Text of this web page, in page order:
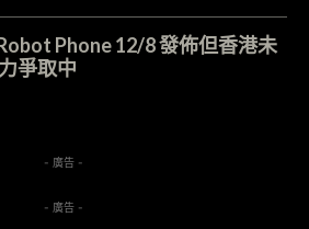
Phone 12/8 發佈但香港未
爭取中
- 廣告 -
- 廣告 -